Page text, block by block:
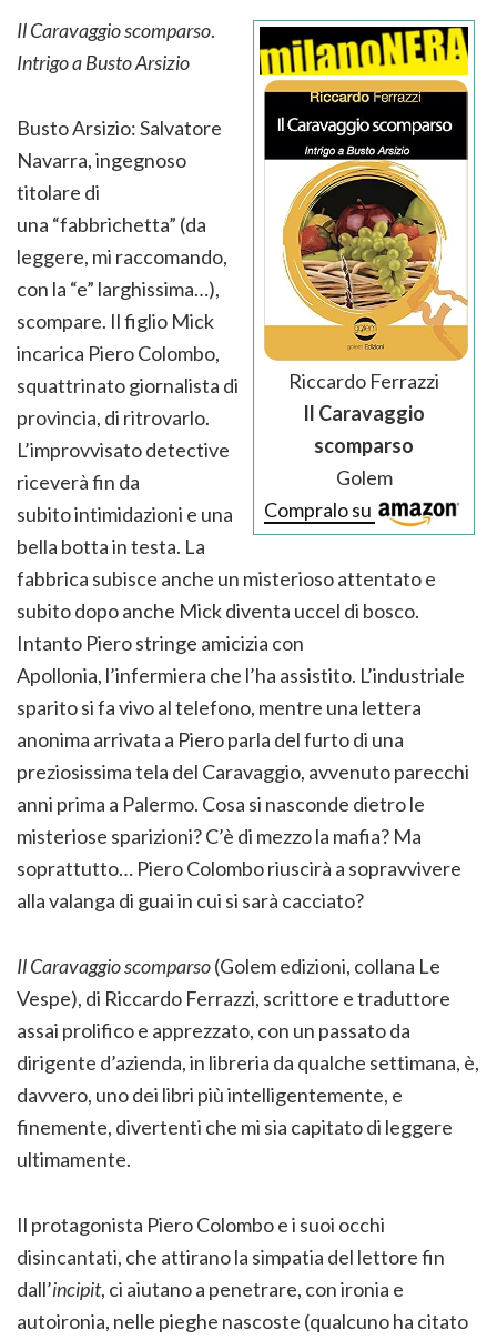
Riccardo Ferrazzi
Il Caravaggio
scomparso
Golem
Compralo su
Il Caravaggio scomparso.
Intrigo a Busto Arsizio
Busto Arsizio: Salvatore
Navarra, ingegnoso
titolare di
una “fabbrichetta” (da
leggere, mi raccomando,
con la “e” larghissima…),
scompare. Il figlio Mick
incarica Piero Colombo,
squattrinato giornalista di
provincia, di ritrovarlo.
L’improvvisato detective
riceverà fin da
subito intimidazioni e una
bella botta in testa. La
fabbrica subisce anche un misterioso attentato e
subito dopo anche Mick diventa uccel di bosco.
Intanto Piero stringe amicizia con
Apollonia, l’infermiera che l’ha assistito. L’industriale
sparito si fa vivo al telefono, mentre una lettera
anonima arrivata a Piero parla del furto di una
preziosissima tela del Caravaggio, avvenuto parecchi
anni prima a Palermo. Cosa si nasconde dietro le
misteriose sparizioni? C’è di mezzo la mafia? Ma
soprattutto… Piero Colombo riuscirà a sopravvivere
alla valanga di guai in cui si sarà cacciato?
Il Caravaggio scomparso(Golem edizioni, collana Le
Vespe), di Riccardo Ferrazzi, scrittore e traduttore
assai prolifico e apprezzato, con un passato da
dirigente d’azienda, in libreria da qualche settimana, è,
davvero, uno dei libri più intelligentemente, e
finemente, divertenti che mi sia capitato di leggere
ultimamente.
Il protagonista Piero Colombo e i suoi occhi
disincantati, che attirano la simpatia del lettore fin
dall’incipit, ci aiutano a penetrare, con ironia e
autoironia, nelle pieghe nascoste (qualcuno ha citato